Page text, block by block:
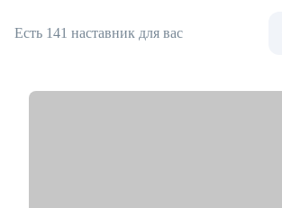
Есть 141 наставник для вас